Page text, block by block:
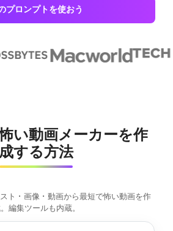
プロンプトを使おう
い動画メーカーを作
成する方法
ト・画像・動画から最短で怖い動画を作
編集ツールも内蔵。